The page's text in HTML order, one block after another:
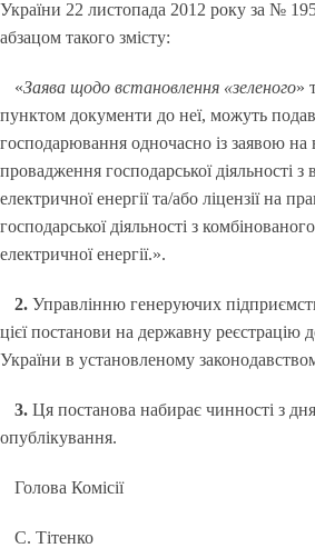
України 22 листопада 2012 року за №
абзацом такого змісту:
«Заява щодо встановлення «зеленого»
пунктом документи до неї, можуть
господарювання одночасно із заявою на
провадження господарської діяльності з
електричної енергії та/або ліцензії на
господарської діяльності з
електричної енергії.».
2. Управлінню генеруючих
цієї постанови на державну реєстрацію
України в установленому
3. Ця постанова набирає чинності з дня
опублікування.
Голова Комісії
С. Тітенко